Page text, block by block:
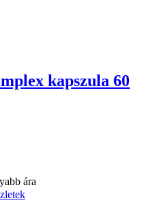
kapszula 60
ára